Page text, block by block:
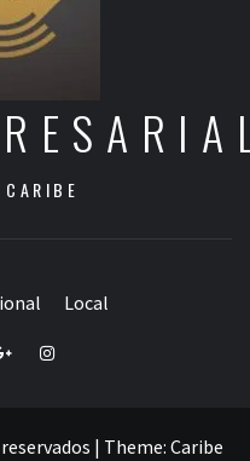
Local
Instagram
| Theme: Caribe